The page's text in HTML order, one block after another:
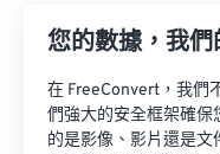
您的數據，我
在 FreeConvert，我們
們強大的安全框架確保
的是影像、影片還是